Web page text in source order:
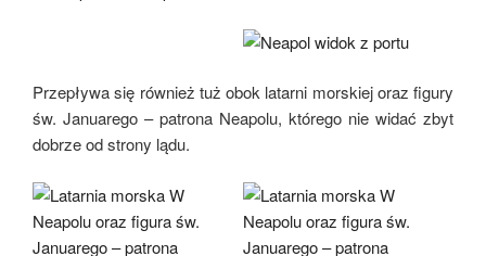
Przepływa się również tuż obok latarni morskiej oraz figury
św. Januarego – patrona Neapolu, którego nie widać zbyt
dobrze od strony lądu.